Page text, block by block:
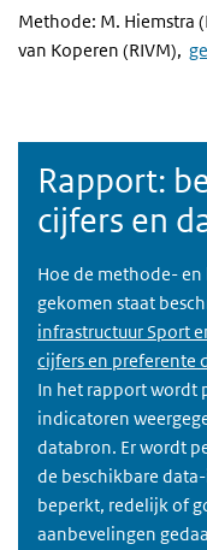
Methode: M. Hiemstra
van Koperen (RIVM),
Rapport:
cijfers en
Hoe de methode-
gekomen staat
infrastructuur Sport
cijfers en preferente
In het rapport wordt
indicatoren
databron. Er wordt
de beschikbare
beperkt, redelijk of
aanbevelingen